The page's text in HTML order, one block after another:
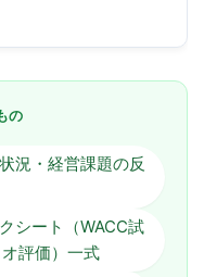
の
況・経営課題の反
シート（WACC試
評価）一式